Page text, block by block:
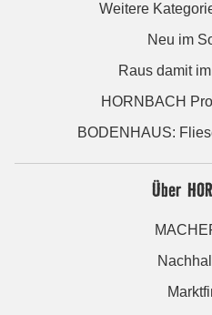
Weitere
Neu im
Raus damit
HORNBACH
BODENHAUS:
Über